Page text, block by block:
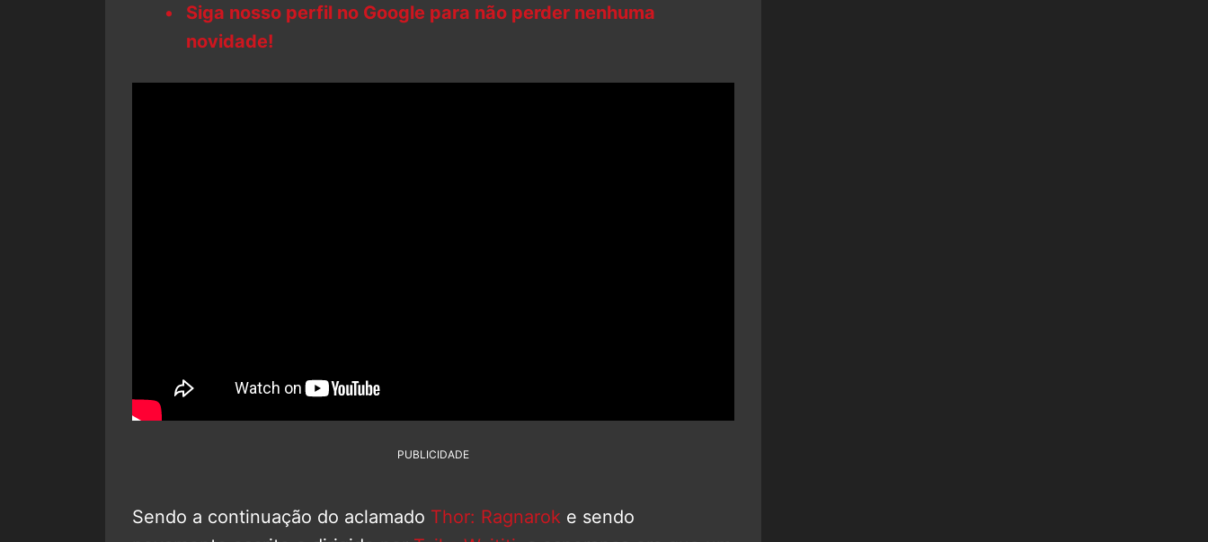
Siga nosso perfil no Google para não perder nenhuma
novidade!
PUBLICIDADE
Sendo a continuação do aclamado Thor: Ragnarok e sendo